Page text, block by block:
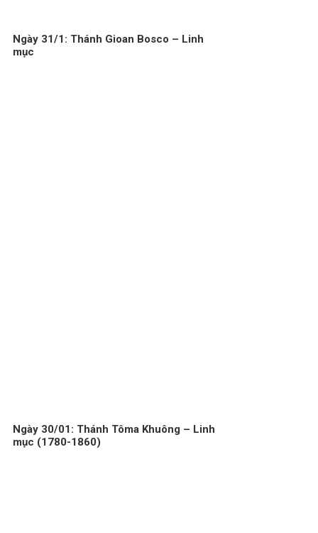
Ngày 31/1: Thánh Gioan Bosco – Linh
mục
Ngày 30/01: Thánh Tôma Khuông – Linh
mục (1780-1860)